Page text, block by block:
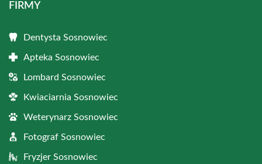
FIRMY
Dentysta Sosnowiec
Apteka Sosnowiec
Lombard Sosnowiec
Kwiaciarnia Sosnowiec
Weterynarz Sosnowiec
Fotograf Sosnowiec
Fryzjer Sosnowiec